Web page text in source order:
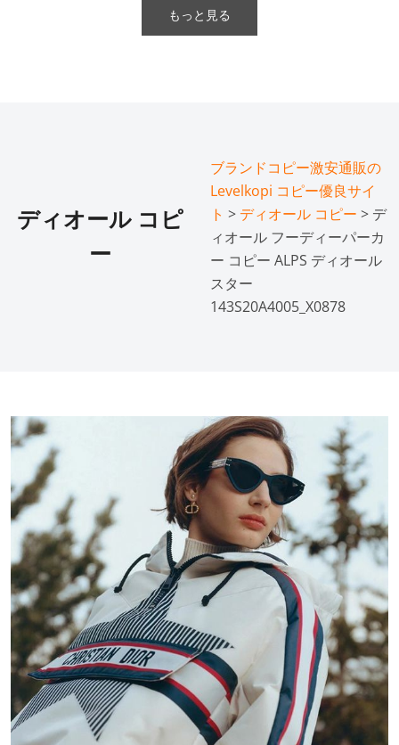
もっと見る
ディオール コピ
ー
ブランドコピー激安通販の
Levelkopi コピー優良サイ
ト > ディオール コピー > デ
ィオール フーディーパーカ
ー コピー ALPS ディオール
スター
143S20A4005_X0878